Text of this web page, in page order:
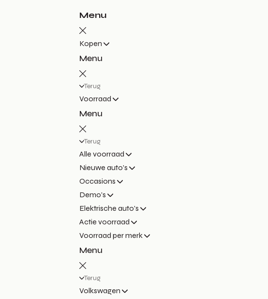
Menu
Kopen
Menu
Terug
Voorraad
Menu
Terug
Alle voorraad
Nieuwe auto's
Occasions
Demo's
Elektrische auto's
Actie voorraad
Voorraad per merk
Menu
Terug
Volkswagen